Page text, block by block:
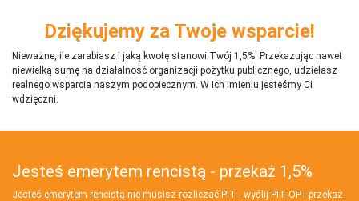
Dziękujemy za Twoje wsparcie!
Nieważne, ile zarabiasz i jaką kwotę stanowi Twój 1,5%. Przekazując nawet
niewielką sumę na działalnosć organizacji pożytku publicznego, udzielasz
realnego wsparcia naszym podopiecznym. W ich imieniu jesteśmy Ci
wdzięczni.
Jesteś emerytem rencistą - przekaż 1,5%
Jesteś emerytem rencistą nie musisz rozliczać PIT - wyślij PIT‑OP i przekaż